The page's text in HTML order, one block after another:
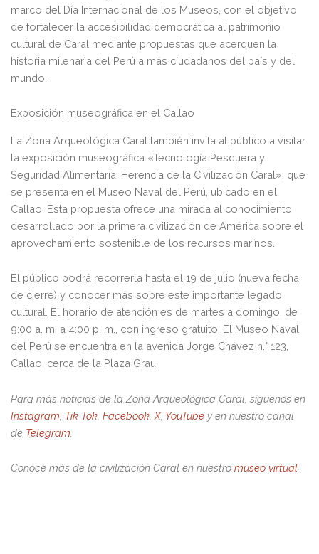
marco del Día Internacional de los Museos, con el objetivo
de fortalecer la accesibilidad democrática al patrimonio
cultural de Caral mediante propuestas que acerquen la
historia milenaria del Perú a más ciudadanos del país y del
mundo.
Exposición museográfica en el Callao
La Zona Arqueológica Caral también invita al público a visitar
la exposición museográfica «Tecnología Pesquera y
Seguridad Alimentaria. Herencia de la Civilización Caral», que
se presenta en el Museo Naval del Perú, ubicado en el
Callao. Esta propuesta ofrece una mirada al conocimiento
desarrollado por la primera civilización de América sobre el
aprovechamiento sostenible de los recursos marinos.
El público podrá recorrerla hasta el 19 de julio (nueva fecha
de cierre) y conocer más sobre este importante legado
cultural. El horario de atención es de martes a domingo, de
9:00 a. m. a 4:00 p. m., con ingreso gratuito. El Museo Naval
del Perú se encuentra en la avenida Jorge Chávez n.° 123,
Callao, cerca de la Plaza Grau.
Para más noticias de la Zona Arqueológica Caral, síguenos en
Instagram Tik Tok Facebook X, YouTube y en nuestro canal
de Telegram
Conoce más de la civilización Caral en nuestro museo virtual